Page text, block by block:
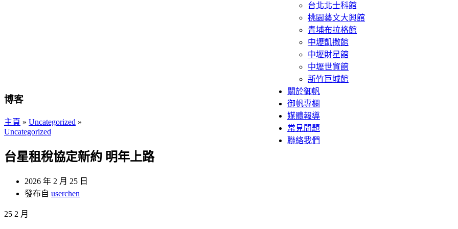
台北北士科館
桃園藝文大興館
青埔布拉格館
中壢凱撒館
中壢財星館
中壢世貿館
新竹巨城館
關於御帆
御帆專欄
媒體報導
常見問題
聯絡我們
博客
主頁 » Uncategorized »
Uncategorized
台星租稅協定新約 明年上路
2026 年 2 月 25 日
發布自 userchen
25 2 月